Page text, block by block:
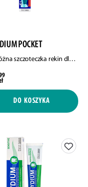
POCKET
podróżna szczoteczka rekin dla dzieci 2-6, 1 szt.
DO KOSZYKA